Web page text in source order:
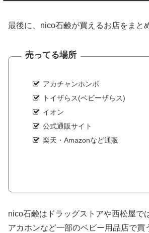
最後に、nico石鹸が買えるお店をまと
売ってる場所
アカチャンホンポ
トイザらス(ベビーザらス)
イオン
公式通販サイト
楽天・Amazonなど通販
nico石鹸はドラッグストアや西松屋で
アカホンなど一部のベビー用品店で買